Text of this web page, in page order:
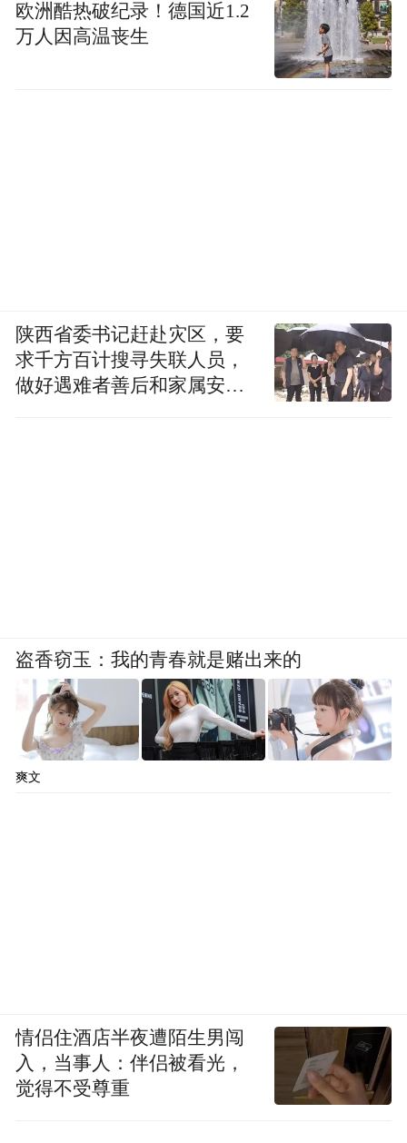
欧洲酷热破纪录！德国近1.2
万人因高温丧生
陕西省委书记赶赴灾区，要
求千方百计搜寻失联人员，
做好遇难者善后和家属安抚
盗香窃玉：我的青春就是赌出来的
爽文
情侣住酒店半夜遭陌生男闯
入，当事人：伴侣被看光，
觉得不受尊重